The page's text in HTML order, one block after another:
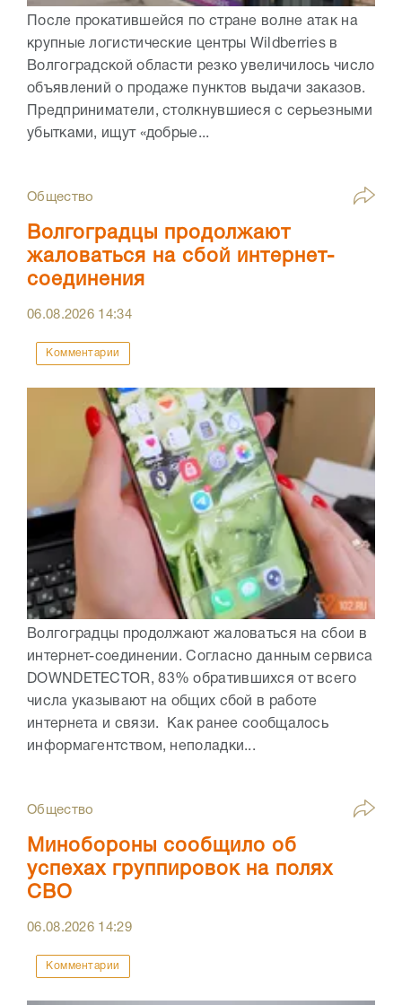
После прокатившейся по стране волне атак на
крупные логистические центры Wildberries в
Волгоградской области резко увеличилось число
объявлений о продаже пунктов выдачи заказов.
Предприниматели, столкнувшиеся с серьезными
убытками, ищут «добрые...
Общество
Волгоградцы продолжают
жаловаться на сбой интернет-
соединения
06.08.2026 14:34
Комментарии
Волгоградцы продолжают жаловаться на сбои в
интернет-соединении. Согласно данным сервиса
DOWNDETECTOR, 83% обратившихся от всего
числа указывают на общих сбой в работе
интернета и связи. Как ранее сообщалось
информагентством, неполадки...
Общество
Минобороны сообщило об
успехах группировок на полях
СВО
06.08.2026 14:29
Комментарии